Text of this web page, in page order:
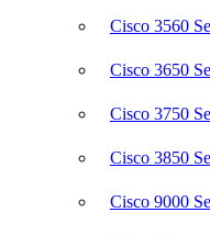
Cisco 3560
Cisco 3650
Cisco 3750
Cisco 3850
Cisco 9000